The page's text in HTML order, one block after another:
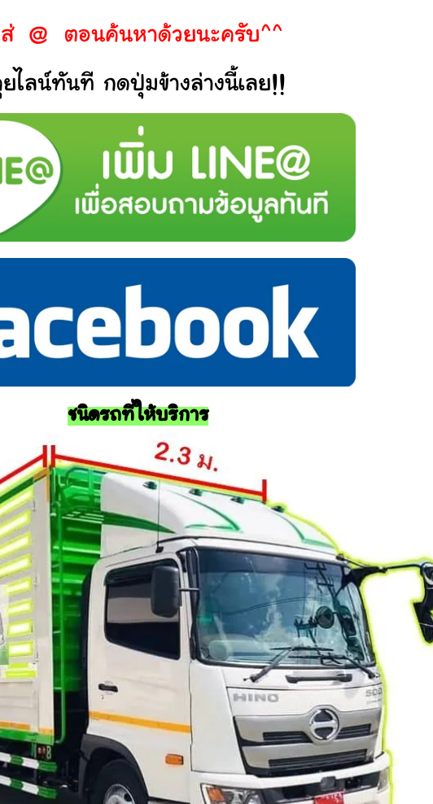
@ ตอนค้นหาด้วยนะครับ^^
ไลน์ทันที กดปุ่มข้างล่างนี้เลย!!
ชนิดรถที่ให้บริการ